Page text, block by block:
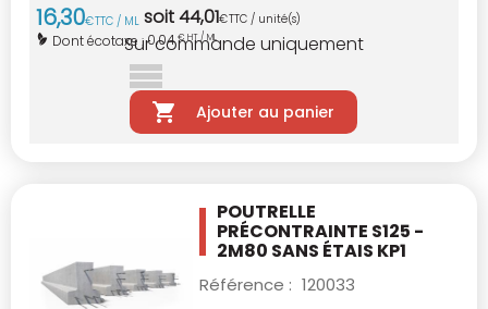
16,30€TTC / ML soit44,01€TTC / unité(s)
Dont écotaxe :0,04€ HT / ML
Sur commande uniquement
Ajouter au panier
POUTRELLE
PRÉCONTRAINTE S125 -
2M80 SANS ÉTAIS KP1
Référence : 120033